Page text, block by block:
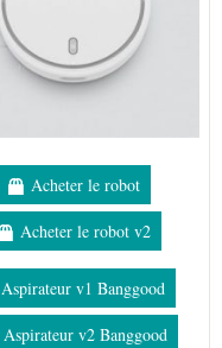
Acheter le robot
Acheter le robot v2
Aspirateur v1 Banggood
Aspirateur v2 Banggood